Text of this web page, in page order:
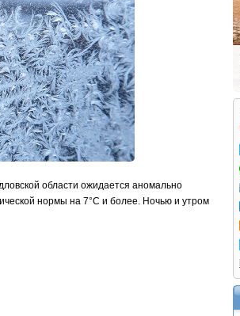
области ожидается аномально
нормы на 7°С и более. Ночью и утром